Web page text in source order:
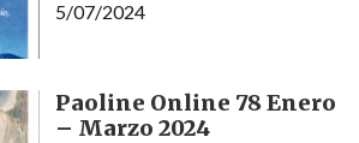
5/07/2024
Paoline Online 78 Enero
– Marzo 2024